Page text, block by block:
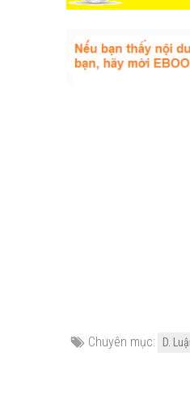
Chuyên mục: D.